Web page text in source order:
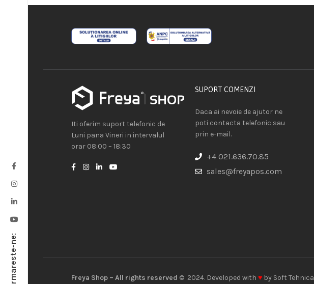
Iti oferim suport telefonic de
Luni pana Vineri in intervalul
orar 08:00 – 18:30
SUPORT COMENZI
Daca ai nevoie de ajutor ne
poti contacta telefonic sau
prin e-mail.
+4 021.636.70.85
sales@freyapos.com
Freya Shop – All rights reserved © 2024. Developed with ♥by Soft Tehnica
Urmareste-ne: